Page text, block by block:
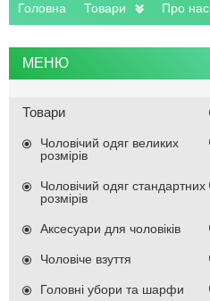
Головна Товари Про нас
Товари
Чоловічий одяг великих
розмірів
Чоловічий одяг стандартних
розмірів
Аксесуари для чоловіків
Чоловіче взуття
Головні убори та шарфи